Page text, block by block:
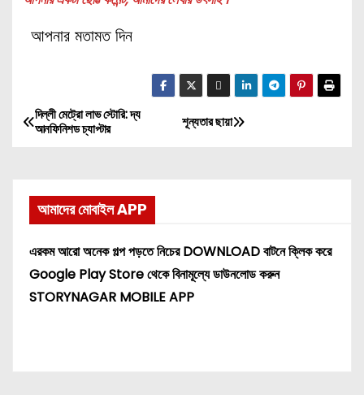
আপনার মতামত দিন
P
s
t
n
a
শূন্যতার ছায়া
দিল্লী মেট্রো লাভ স্টোরি: দ্য
আনফিনিশড চ্যাপ্টার
আমাদের মোবাইল APP
এরকম আরো অনেক গল্প পড়তে নিচের DOWNLOAD বাটনে ক্লিক করে
Google Play Store থেকে বিনামূল্যে ডাউনলোড করুন
STORYNAGAR MOBILE APP